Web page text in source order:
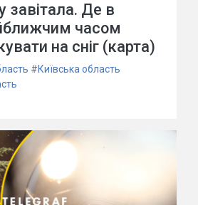
завітала. Де в
часом
на сніг (карта)
#Київська область